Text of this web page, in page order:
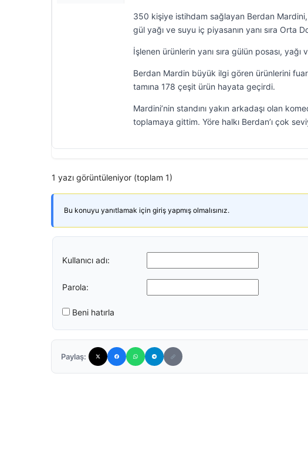
350 kişiye istihdam sağlayan Berdan
gül yağı ve suyu iç piyasanın yanı sıra Orta
İşlenen ürünlerin yanı sıra gülün posası,
Berdan Mardin büyük ilgi gören ürünlerini
tamına 178 çeşit ürün hayata geçirdi.
Mardini’nin standını yakın arkadaşı olan
toplamaya gittim. Yöre halkı Berdan’ı çok
1 yazı görüntüleniyor (toplam 1)
Bu konuyu yanıtlamak için giriş yapmış olmalısınız.
Kullanıcı adı:
Parola:
Beni hatırla
Paylaş: